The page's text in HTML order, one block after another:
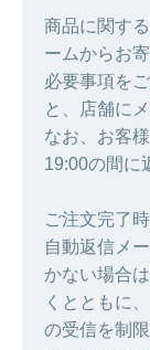
商品に関す
ームからお
必要事項を
と、店舗に
なお、お客
19:00の間に
ご注文完了
自動返信メ
かない場合
くとともに
の受信を制